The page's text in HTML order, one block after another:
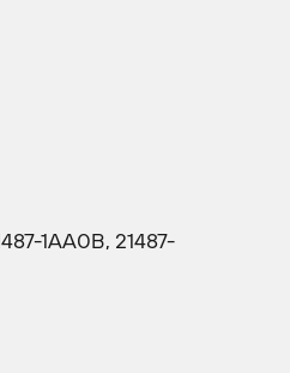
1AA0B, 21487-